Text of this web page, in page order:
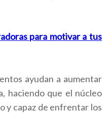
para motivar a tus
ayudan a aumentar
haciendo que el núcleo
y capaz de enfrentar los